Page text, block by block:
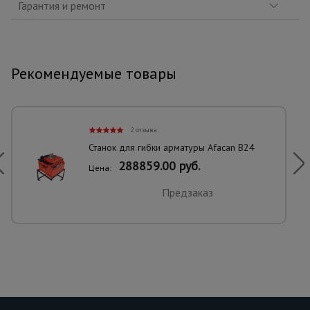
Гарантия и ремонт
Рекомендуемые товары
2 отзыва
Станок для гибки арматуры Afacan B24
Цена: 288859.00 руб.
Предзаказ